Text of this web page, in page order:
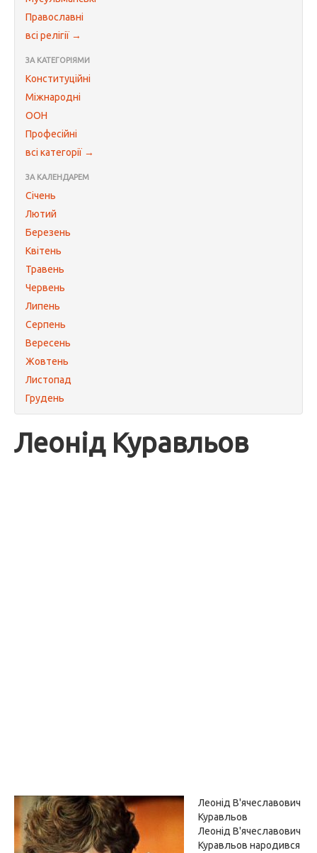
Православні
всі релігії →
ЗА КАТЕГОРІЯМИ
Конституційні
Міжнародні
ООН
Професійні
всі категорії →
ЗА КАЛЕНДАРЕМ
Січень
Лютий
Березень
Квітень
Травень
Червень
Липень
Серпень
Вересень
Жовтень
Листопад
Грудень
Леонід Куравльов
Леонід В'ячеславович
Куравльов
Леонід В'ячеславович
Куравльов народився